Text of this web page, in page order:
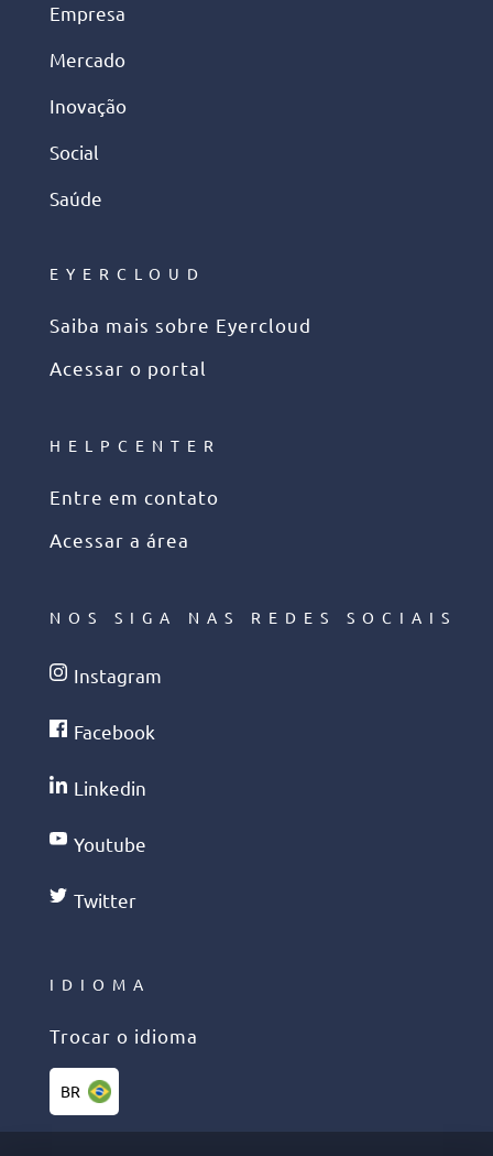
Empresa
Mercado
Inovação
Social
Saúde
EYERCLOUD
Saiba mais sobre Eyercloud
Acessar o portal
HELPCENTER
Entre em contato
Acessar a área
NOS SIGA NAS REDES SOCIAIS
Instagram
Facebook
Linkedin
Youtube
Twitter
IDIOMA
Trocar o idioma
BR